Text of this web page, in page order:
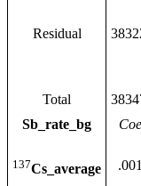
Residual
Total
Sb_rate_bg
137Cs_average